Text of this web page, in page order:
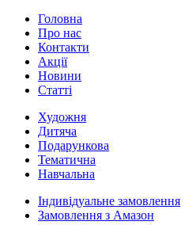
Головна
Про нас
Контакти
Акції
Новини
Статті
Художня
Дитяча
Подарункова
Тематична
Навчальна
Індивідуальне замовлення
Замовлення з Амазон